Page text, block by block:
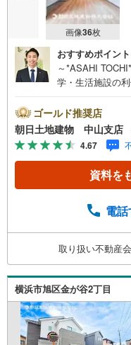
画像36枚
おすすめポイント
～*ASAHI
学・生活施設の
付、シックハウ
住まい、安心の
えることができ
見学も対応可能
ご予約は『朝日
ープは地域密着
す。色々廻った
何でもお気軽に
させていただき
ゴールド推奨店
朝日土地建物 中山支店
4.67
資料を
電
取り扱い不動産
横浜市旭区金が谷2丁目